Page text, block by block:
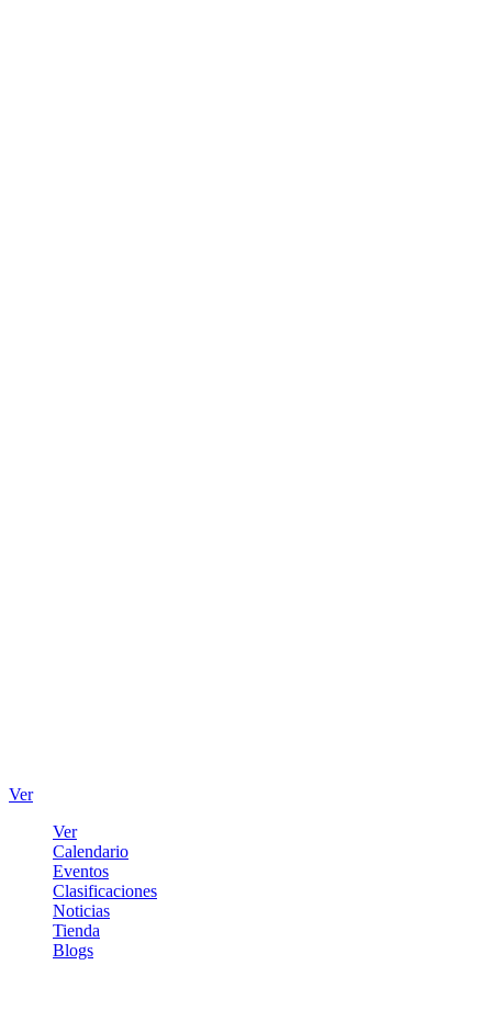
Ver
Ver
Calendario
Eventos
Clasificaciones
Noticias
Tienda
Blogs